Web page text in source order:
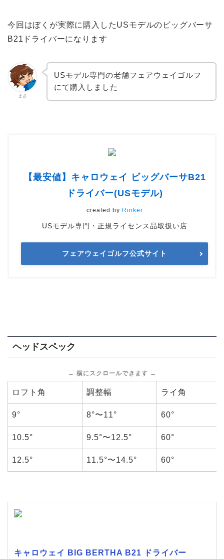
今回はぼくが実際に購入したUSモデルのビッグバーサ
B21ドライバーになります
まさ
USモデル専門の老舗フェアウェイゴルフ
にて購入しました
【最安値】キャロウェイ ビッグバーサB21
ドライバー(USモデル)
created by Rinker
USモデル専門・正規ライセンス品取扱い店
フェアウェイゴルフ公式サイト
ヘッドスペック
ロフト角 調整幅 ライ角
9° 8°〜11° 60°
10.5° 9.5°〜12.5° 60°
12.5° 11.5°〜14.5° 60°
キャロウェイ BIG BERTHA B21 ドライバー